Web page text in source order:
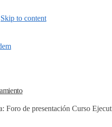
Skip to content
Foro de presentación Curso